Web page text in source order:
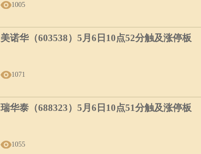
1005
美诺华（603538）5月6日10点52分触及涨停板
1071
瑞华泰（688323）5月6日10点51分触及涨停板
1055